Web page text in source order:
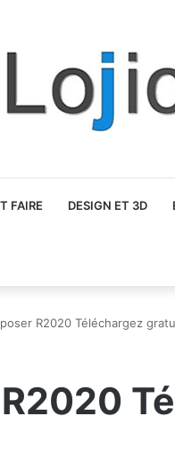
FAIRE DESIGN ET 3D
R2020 Téléchargez